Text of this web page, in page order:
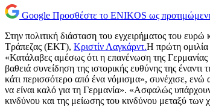
Google Προσθέστε το ENIKOS ως
Στην πολιτική διάσταση του εγχειρήματος του
Τράπεζας (ΕΚΤ), Κριστίν Λαγκάρντ.Η πρώτη ομιλία
«Κατάλαβες αμέσως ότι η επανένωση της
βαθειά συνείδηση της ιστορικής ευθύνης της
κάτι περισσότερο από ένα νόμισμα», συνέχισε, ενώ
να είναι καλό για τη Γερμανία». «Ασφαλώς
κινδύνου και της μείωσης του κινδύνου μεταξύ